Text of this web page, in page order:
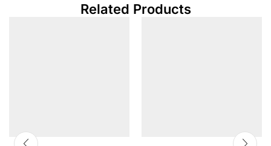
Related Products